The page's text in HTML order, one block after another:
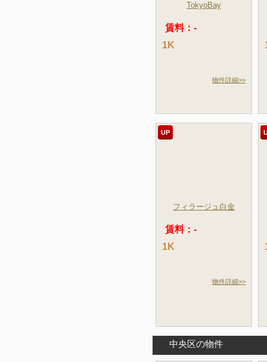
TokyoBay
賃料：-
1K
物件詳細>>
UP
フィラージュ白金
賃料：-
1K
物件詳細>>
中央区の物件